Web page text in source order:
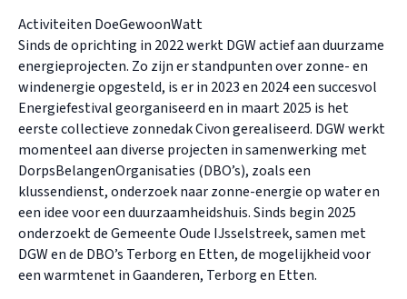
Activiteiten DoeGewoonWatt
Sinds de oprichting in 2022 werkt DGW actief aan duurzame
energieprojecten. Zo zijn er standpunten over zonne- en
windenergie opgesteld, is er in 2023 en 2024 een succesvol
Energiefestival georganiseerd en in maart 2025 is het
eerste collectieve zonnedak Civon gerealiseerd. DGW werkt
momenteel aan diverse projecten in samenwerking met
DorpsBelangenOrganisaties (DBO’s), zoals een
klussendienst, onderzoek naar zonne-energie op water en
een idee voor een duurzaamheidshuis. Sinds begin 2025
onderzoekt de Gemeente Oude IJsselstreek, samen met
DGW en de DBO’s Terborg en Etten, de mogelijkheid voor
een warmtenet in Gaanderen, Terborg en Etten.